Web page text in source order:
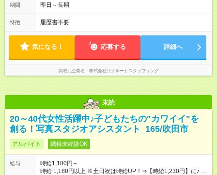
期間 即日～長期
特徴 履歴書不要
気になる！ 応募する 詳細へ
掲載元企業名 株式会社リクルートスタッフィング
未読
20～40代女性活躍中♪子どもたちの"カワイイ"を
創る！写真スタジオアシスタント_165/吹田市
アルバイト 職種未経験OK
給与
時給1,180円～
時給 1,180円以上 ※土日祝は時給UP！⇒【時給1,230円】に♪ ※